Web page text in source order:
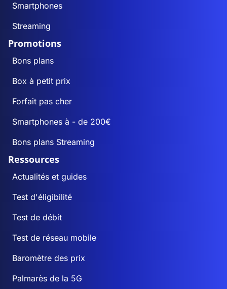
Smartphones
Streaming
Promotions
Bons plans
Box à petit prix
Forfait pas cher
Smartphones à - de 200€
Bons plans Streaming
Ressources
Actualités et guides
Test d'éligibilité
Test de débit
Test de réseau mobile
Baromètre des prix
Palmarès de la 5G